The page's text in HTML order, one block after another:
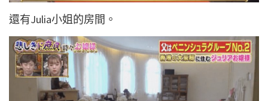
還有Julia小姐的房間。